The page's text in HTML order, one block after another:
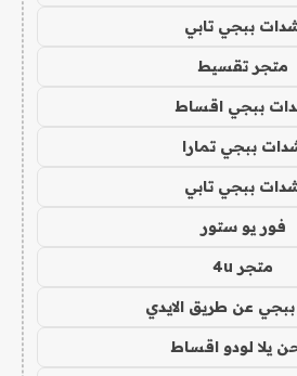
ببجي تابي
متجر تقسيط
ببجي اقساط
ببجي تمارا
ببجي تابي
فور يو ستور
متجر 4u
عن طريق الايدي
يلا لودو اقساط